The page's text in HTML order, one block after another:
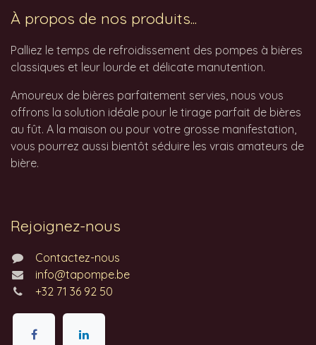
À propos de nos produits...
Palliez le temps de refroidissement des pompes à bières
classiques et leur lourde et délicate manutention.
Amoureux de bières parfaitement servies, nous vous
offrons la solution idéale pour le tirage parfait de bières
au fût. A la maison ou pour votre grosse manifestation,
vous pourrez aussi bientôt séduire les vrais amateurs de
bière.
Rejoignez-nous
Contactez-nous
info@tapompe.be
+32 71 36 92 50